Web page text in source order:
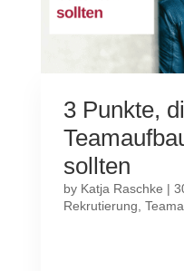
3 Punkte,
sollten
by Katja Raschke |
Rekrutierung,